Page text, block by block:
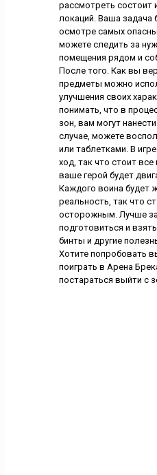
рассмотреть состоит
локаций. Ваша задача
осмотре самых
можете следить за
помещения рядом и
После того. Как вы
предметы можно
улучшения своих
понимать, что в
зон, вам могут
случае, можете
или таблетками. В
ход, так что стоит все
ваше герой будет
Каждого воина будет
реальность, так что
осторожным. Лучше
подготовиться и
бинты и другие
Хотите попробовать
поиграть в Арена
постараться выйти с